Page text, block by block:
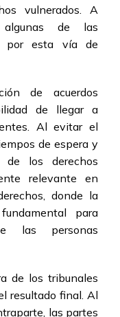
vulnerados. A
algunas de las
por esta vía de
de acuerdos
de llegar a
Al evitar el
de espera y
de los derechos
relevante en
donde la
para
las personas
de los tribunales
resultado final. Al
las partes